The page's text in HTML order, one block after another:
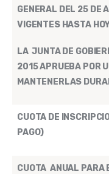
GENERAL DEL 25 DE
VIGENTES HASTA
LA JUNTA DE
2015 APRUEBA POR
MANTENERLAS
CUOTA DE
PAGO)
CUOTA ANUAL PARA